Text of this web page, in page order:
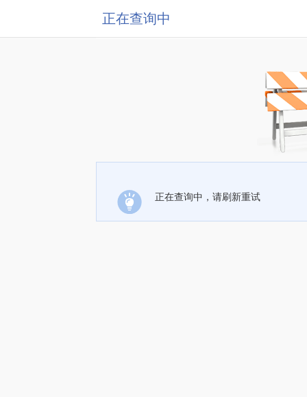
正在查询中
正在查询中，请刷新重试